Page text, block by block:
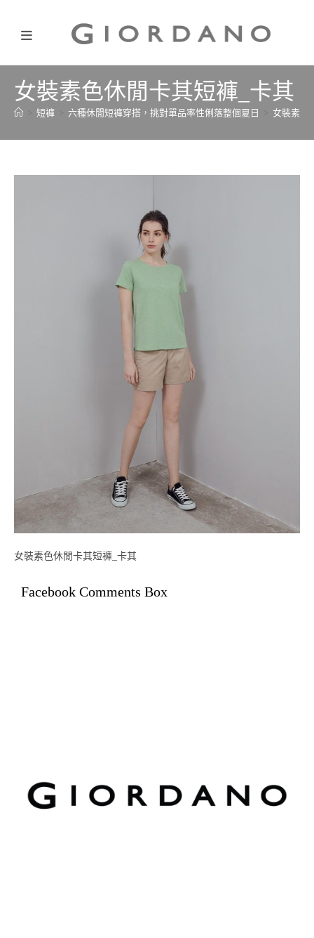
女裝素色休閒卡其短褲_卡其
短褲 六種休閒短褲穿搭，挑對單品率性俐落整個夏日 女裝素色
女裝素色休閒卡其短褲_卡其
Facebook Comments Box